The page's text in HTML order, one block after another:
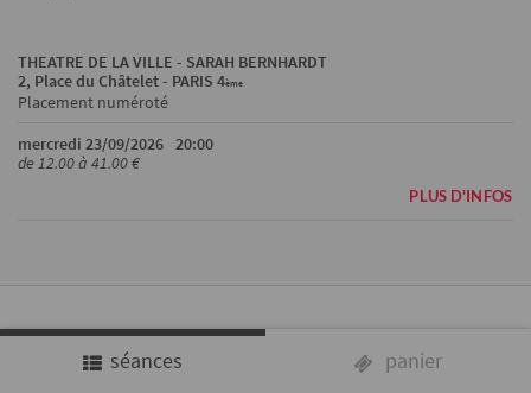
séances panier
THEATRE DE LA VILLE - SARAH BERNHARDT
2, Place du Châtelet - PARIS 4ème
Placement numéroté
mercredi 23/09/2026 20:00
de 12.00 à 41.00 €
PLUS D'INFOS